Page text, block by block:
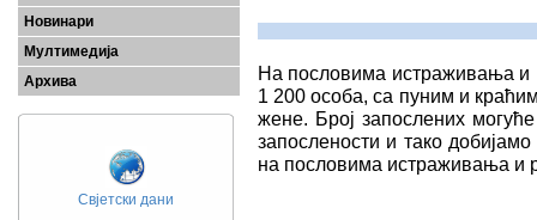
Новинари
Мултимедија
Архива
Свјетски дани
На пословима истраживања и
1 200 особа, са пуним и
жене. Број запослених
запослености и тако
на пословима истраживања и